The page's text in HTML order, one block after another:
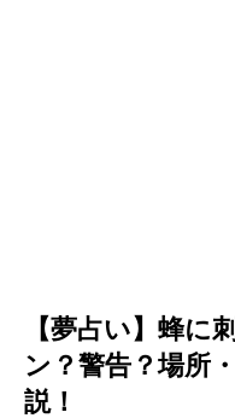
【夢占い】蜂に
ン？警告？場所
説！